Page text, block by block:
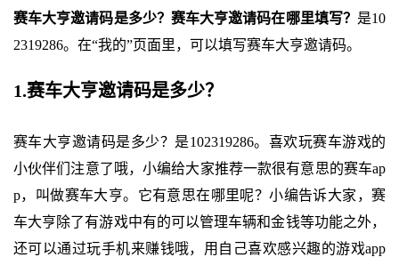
赛车大亨邀请码是多少？赛车大亨邀请码在哪里填写？ 是10
2319286。在“我的”页面里，可以填写赛车大亨邀请码。
1.赛车大亨邀请码是多少？
赛车大亨邀请码是多少？是102319286。喜欢玩赛车游戏的
小伙伴们注意了哦，小编给大家推荐一款很有意思的赛车ap
p，叫做赛车大亨。它有意思在哪里呢？小编告诉大家，赛
车大亨除了有游戏中有的可以管理车辆和金钱等功能之外，
还可以通过玩手机来赚钱哦，用自己喜欢感兴趣的游戏app